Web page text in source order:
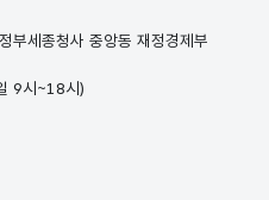
세종청사 중앙동 재정경제부
9시~18시)